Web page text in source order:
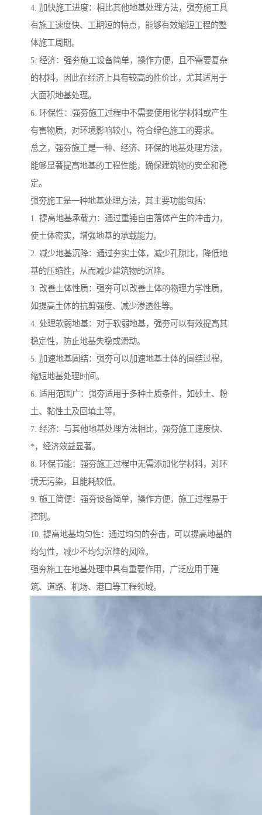
4. 加快施工进度：相比其他地基处理方法，强夯施工具
有施工速度快、工期短的特点，能够有效缩短工程的整
体施工周期。
5. 经济：强夯施工设备简单，操作方便，且不需要复杂
的材料，因此在经济上具有较高的性价比，尤其适用于
大面积地基处理。
6. 环保性：强夯施工过程中不需要使用化学材料或产生
有害物质，对环境影响较小，符合绿色施工的要求。
总之，强夯施工是一种、经济、环保的地基处理方法，
能够显著提高地基的工程性能，确保建筑物的安全和稳
定。
强夯施工是一种地基处理方法，其主要功能包括：
1. 提高地基承载力：通过重锤自由落体产生的冲击力，
使土体密实，增强地基的承载能力。
2. 减少地基沉降：通过夯实土体，减少孔隙比，降低地
基的压缩性，从而减少建筑物的沉降。
3. 改善土体性质：强夯可以改善土体的物理力学性质，
如提高土体的抗剪强度、减少渗透性等。
4. 处理软弱地基：对于软弱地基，强夯可以有效提高其
稳定性，防止地基失稳或滑动。
5. 加速地基固结：强夯可以加速地基土体的固结过程，
缩短地基处理时间。
6. 适用范围广：强夯适用于多种土质条件，如砂土、粉
土、黏性土及回填土等。
7. 经济：与其他地基处理方法相比，强夯施工速度快、
*，经济效益显著。
8. 环保节能：强夯施工过程中无需添加化学材料，对环
境无污染，且能耗较低。
9. 施工简便：强夯设备简单，操作方便，施工过程易于
控制。
10. 提高地基均匀性：通过均匀的夯击，可以提高地基的
均匀性，减少不均匀沉降的风险。
强夯施工在地基处理中具有重要作用，广泛应用于建
筑、道路、机场、港口等工程领域。